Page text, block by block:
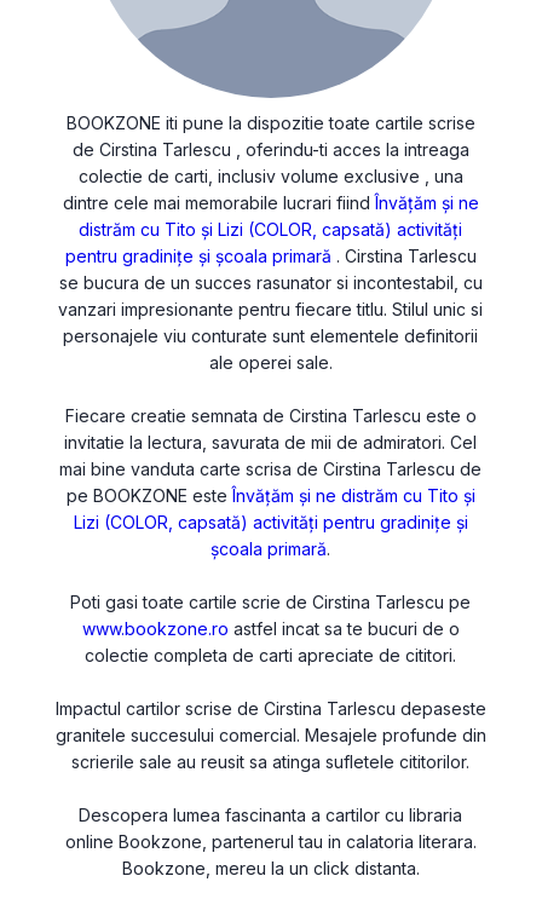
BOOKZONE iti pune la dispozitie toate cartile scrise
de Cirstina Tarlescu , oferindu-ti acces la intreaga
colectie de carti, inclusiv volume exclusive , una
dintre cele mai memorabile lucrari fiindÎnvăţăm şi ne
distrăm cu Tito şi Lizi (COLOR, capsată) activităţi
pentru gradiniţe şi şcoala primară . Cirstina Tarlescu
se bucura de un succes rasunator si incontestabil, cu
vanzari impresionante pentru fiecare titlu. Stilul unic si
personajele viu conturate sunt elementele definitorii
ale operei sale.
Fiecare creatie semnata de Cirstina Tarlescu este o
invitatie la lectura, savurata de mii de admiratori. Cel
mai bine vanduta carte scrisa de Cirstina Tarlescu de
pe BOOKZONE esteÎnvăţăm şi ne distrăm cu Tito şi
Lizi (COLOR, capsată) activităţi pentru gradiniţe şi
şcoala primară.
Poti gasi toate cartile scrie de Cirstina Tarlescu pe
www.bookzone.ro astfel incat sa te bucuri de o
colectie completa de carti apreciate de cititori.
Impactul cartilor scrise de Cirstina Tarlescu depaseste
granitele succesului comercial. Mesajele profunde din
scrierile sale au reusit sa atinga sufletele cititorilor.
Descopera lumea fascinanta a cartilor cu libraria
online Bookzone, partenerul tau in calatoria literara.
Bookzone, mereu la un click distanta.